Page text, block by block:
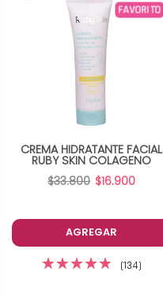
FAVORITO
CREMA HIDRATANTE FACIAL
RUBY SKIN COLAGENO
$33.800 $16.900
AGREGAR
(134)